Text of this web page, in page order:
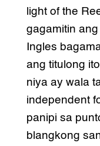
light of the
gagamitin
Ingles
ang titulong
niya ay wala
independent
panipi sa
blangkong